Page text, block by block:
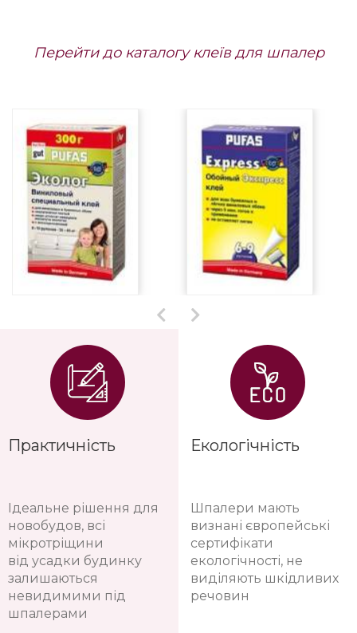
Перейти до каталогу клеїв для шпалер
Практичність
Ідеальне рішення для
новобудов, всі
мікротріщини
від усадки будинку
залишаються
невидимими під
шпалерами
Екологічність
Шпалери мають
визнані європейські
сертифікати
екологічності, не
виділяють шкідливих
речовин